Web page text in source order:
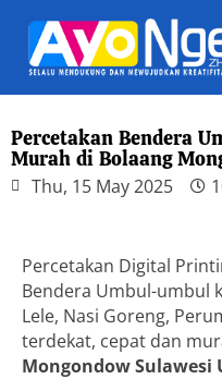
Percetakan Bendera
Murah di Bolaang
Thu, 15 May 2025
Percetakan Digital
Bendera Umbul-umbul
Lele, Nasi Goreng,
terdekat, cepat dan
MongondowSulawesi